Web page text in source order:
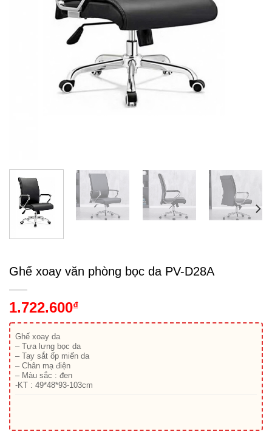
Ghế xoay văn phòng bọc da PV-D28A
1.722.600₫
Ghế xoay da
– Tựa lưng bọc da
– Tay sắt ốp miến da
– Chân mạ điện
– Màu sắc : đen
-KT : 49*48*93-103cm